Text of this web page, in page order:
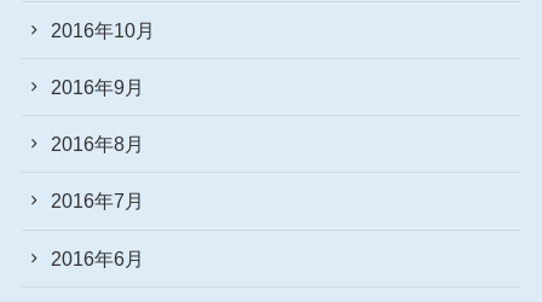
2016年10月
2016年9月
2016年8月
2016年7月
2016年6月